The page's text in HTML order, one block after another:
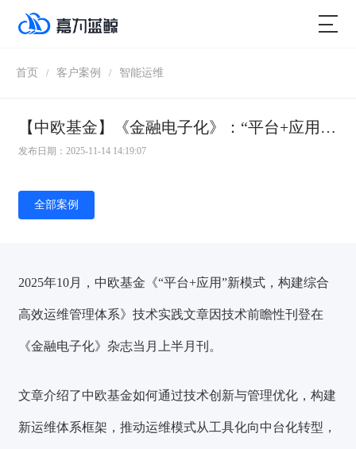
首页 / 客户案例 / 智能运维
【中欧基金】《金融电子化》：“平台+应用”新模式，构建综合高效运维管理体系
发布日期：2025-11-14 14:19:07
全部案例
2025年10月，中欧基金《“平台+应用”新模式，构建综合
高效运维管理体系》技术实践文章因技术前瞻性刊登在
《金融电子化》杂志当月上半月刊。
文章介绍了中欧基金如何通过技术创新与管理优化，构建
新运维体系框架，推动运维模式从工具化向中台化转型，